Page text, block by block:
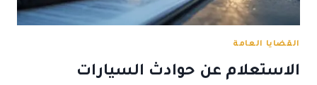
القضايا العامة
الاستعلام عن حوادث السيارات